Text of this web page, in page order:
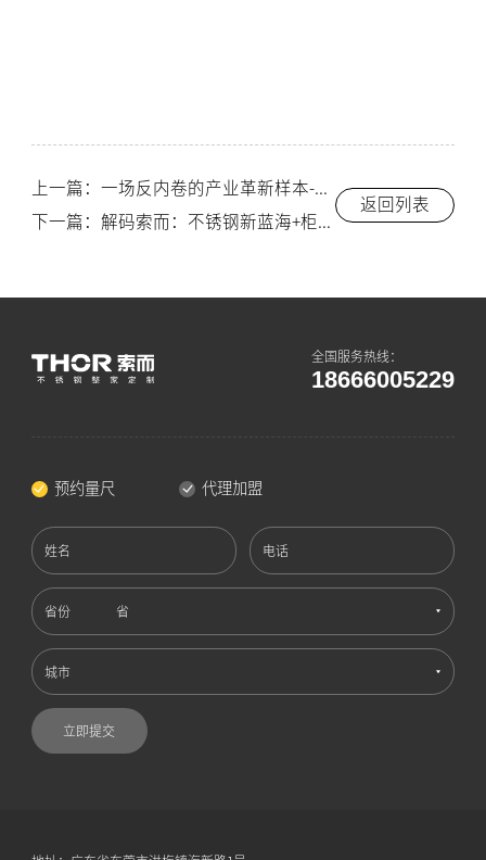
上一篇：一场反内卷的产业革新样本-索而/THOR
返回列表
全国服务热线：
18666005229
预约量尺 代理加盟
姓名 电话
省份
城市
立即提交